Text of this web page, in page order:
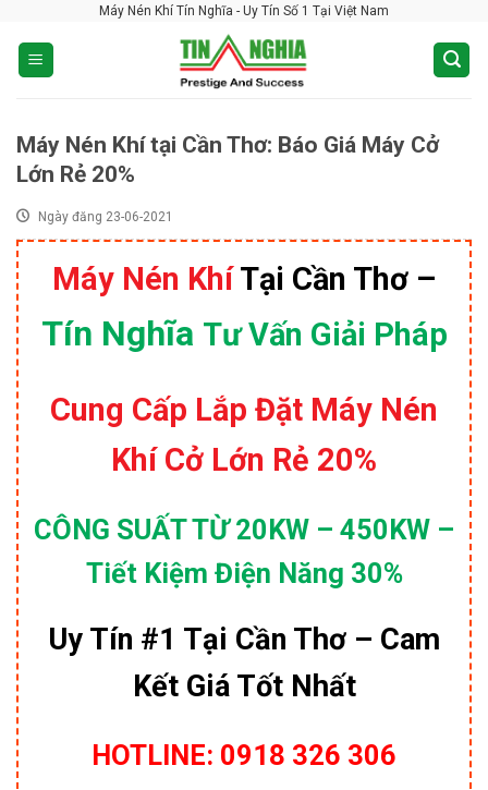
content
Máy Nén Khí Tín Nghĩa - Uy Tín Số 1 Tại Việt Nam
Máy Nén Khí tại Cần Thơ: Báo Giá Máy Cở
Lớn Rẻ 20%
Ngày đăng 23-06-2021
Máy Nén KhíTại Cần Thơ –
Tín Nghĩa Tư Vấn Giải Pháp
Cung Cấp Lắp Đặt Máy Nén
Khí Cở Lớn Rẻ 20%
CÔNG SUẤT TỪ 20KW – 450KW –
Tiết Kiệm Điện Năng 30%
Uy Tín #1 Tại Cần Thơ – Cam
Kết Giá Tốt Nhất
HOTLINE: 0918 326 306